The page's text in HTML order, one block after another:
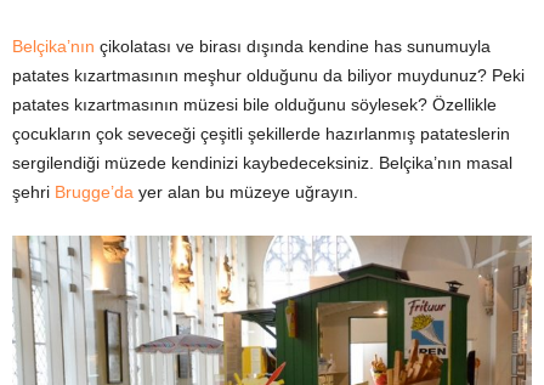
Belçika’nın çikolatası ve birası dışında kendine has sunumuyla
patates kızartmasının meşhur olduğunu da biliyor muydunuz? Peki
patates kızartmasının müzesi bile olduğunu söylesek? Özellikle
çocukların çok seveceği çeşitli şekillerde hazırlanmış patateslerin
sergilendiği müzede kendinizi kaybedeceksiniz. Belçika’nın masal
şehri Brugge’da yer alan bu müzeye uğrayın.